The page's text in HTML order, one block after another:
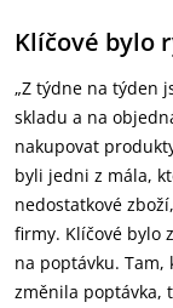
Klíčové bylo
„Z týdne na týden
skladu a na
nakupovat
byli jedni z mála,
nedostatkové
firmy. Klíčové bylo
na poptávku. Tam,
změnila poptávka,